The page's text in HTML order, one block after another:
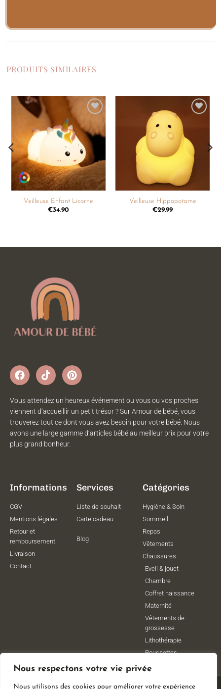
Nous respectons votre vie privée
Nous utilisons des cookies pour améliorer votre expérience
PRODUITS SIMILAIRES
à la
liste de
souhaits
Veilleuse Enfant Licorne
€34.90
souhaits
Veilleuse Hippopotame
€29.99
Vous attendez un heureux événement ou vous ou vos proches
viennent d’accueillir un petit trésor ? Sur Amour de bébé, vous
trouverez tout ce dont vous avez besoin pour votre bébé. Nous
avons une large gamme d’articles bébé au meilleur prix pour votre
plus grand bonheur.
Informations
CGV
Mentions légales
Retour et
remboursement
Livraison
Contact
Services
Liste de souhait
Carte cadeau
Blog
Catégories
Hygiène & Soin
Sommeil
Repas
Vêtements
Chaussures
Eveil & jouet
Chambre
Coffret naissance
Maternité
Vêtements de
grossesse
Lithothérapie
Poussettes